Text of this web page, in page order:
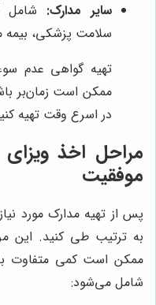
سایر مدارک: شامل
سلامت پزشکی، بیمه
تهیه گواهی عدم
ممکن است زمان‌بر
در اسرع وقت تهیه
مراحل اخذ
موفقیت
پس از تهیه مدارک مورد
به ترتیب طی کنید. این
ممکن است کمی متفاوت
شامل می‌شود: